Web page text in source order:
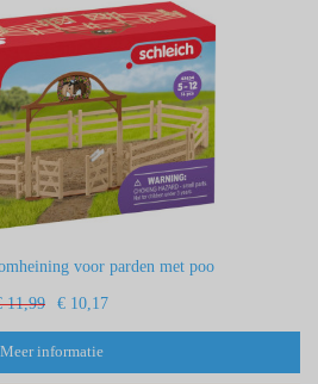
voor parden met poo
11,99 € 10,17
Meer informatie